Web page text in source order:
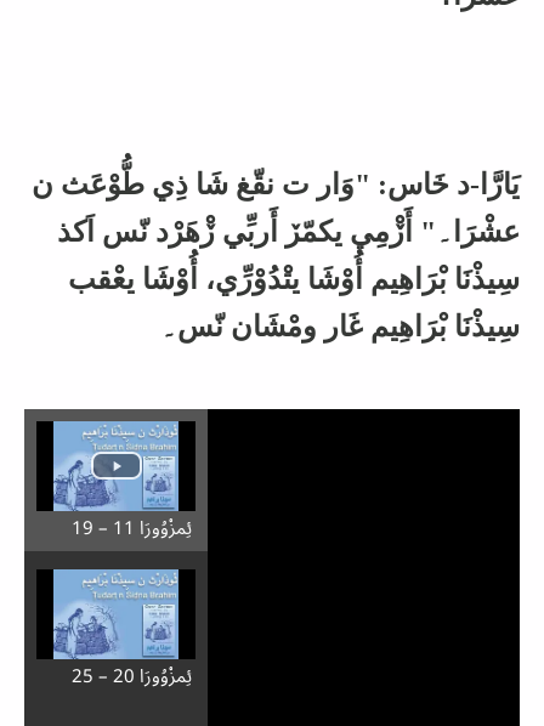
يَارَّا-د خَاس: "وَار ت نقّغ شَا ذِي طُّوْعَث ن
عشْرَا۔" أَڒْمِي يكمّڒ أَربِّي ڒْهَرْد نّس اَكذ
سِيذْنَا بْرَاهِيم أُوْشَا يتْدُوْرِّي، أُوْشَا يعْقب
سِيذْنَا بْرَاهِيم غَار ومْشَان نّس۔
ئِمزْوُورَا 11 – 19
ئِمزْوُورَا 20 – 25